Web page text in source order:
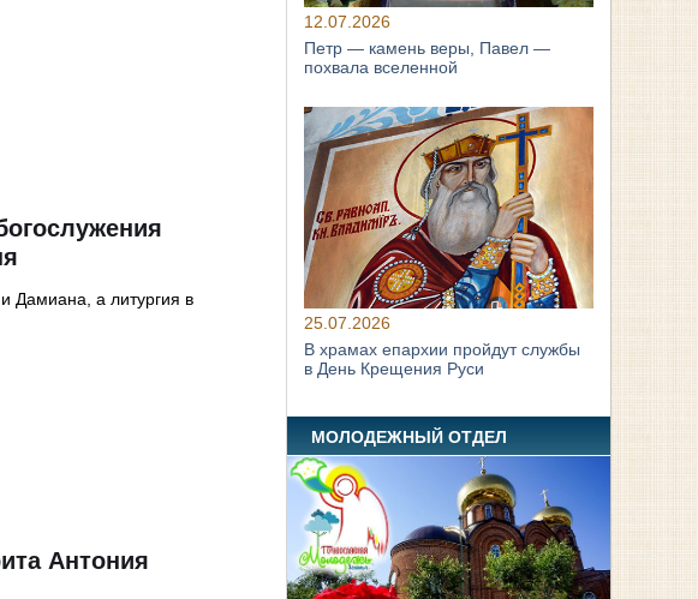
Дамиана, а литургия в
Антония
12.07.2026
Петр — камень веры, Павел —
похвала вселенной
25.07.2026
В храмах епархии пройдут службы
в День Крещения Руси
МОЛОДЕЖНЫЙ ОТДЕЛ